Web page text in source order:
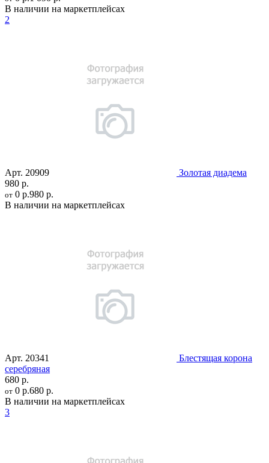
В наличии на маркетплейсах
2
Арт. 20909
Золотая диадема
980 р.
от 0 р.980 р.
В наличии на маркетплейсах
Арт. 20341
Блестящая корона
серебряная
680 р.
от 0 р.680 р.
В наличии на маркетплейсах
3